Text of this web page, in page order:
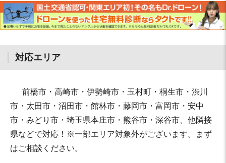
対応エリア
前橋市・高崎市・伊勢崎市・玉村町・桐生市・渋川
市・太田市・沼田市・館林市・藤岡市・富岡市・安中
市・みどり市・埼玉県本庄市・熊谷市・深谷市、他隣接
県などで対応！※一部エリア対象外がございます。まず
はご相談ください。